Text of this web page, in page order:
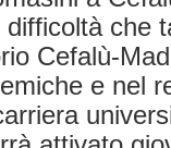
difficoltà che
Cefalù-
e nel